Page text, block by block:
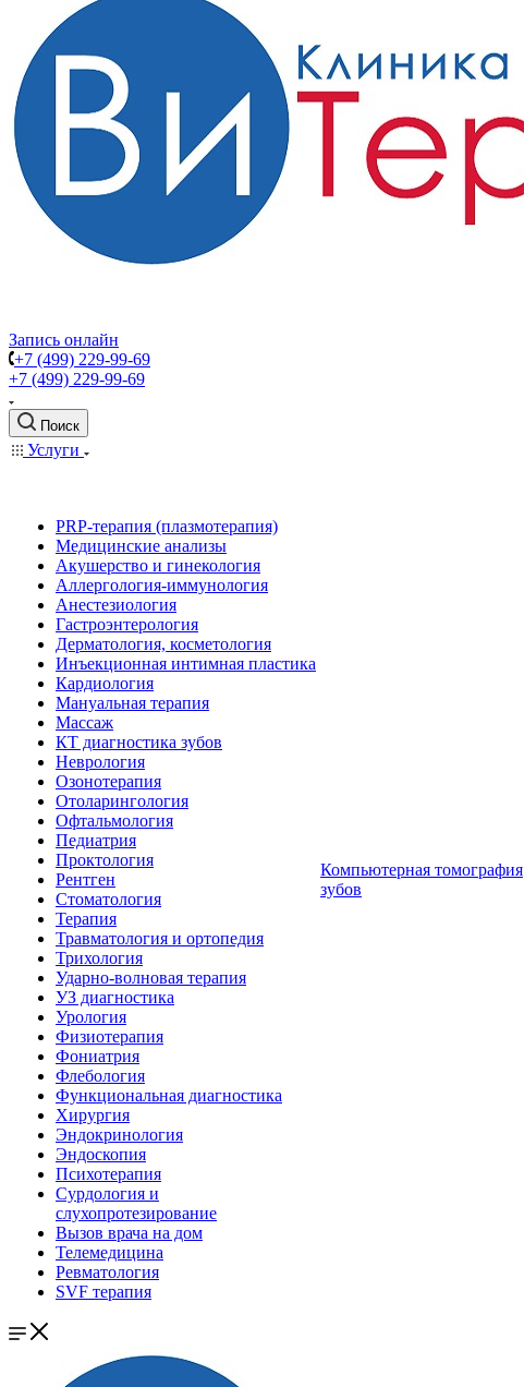
Запись онлайн
+7 (499) 229-99-69
+7 (499) 229-99-69
Поиск
Услуги
PRP-терапия (плазмотерапия)
Медицинские анализы
Акушерство и гинекология
Аллергология-иммунология
Анестезиология
Гастроэнтерология
Дерматология, косметология
Инъекционная интимная пластика
Кардиология
Мануальная терапия
Массаж
КТ диагностика зубов
Неврология
Озонотерапия
Отоларингология
Офтальмология
Педиатрия
Проктология
Рентген
Стоматология
Терапия
Травматология и ортопедия
Трихология
Ударно-волновая терапия
УЗ диагностика
Урология
Физиотерапия
Фониатрия
Флебология
Функциональная диагностика
Хирургия
Эндокринология
Эндоскопия
Психотерапия
Сурдология и
слухопротезирование
Вызов врача на дом
Телемедицина
Ревматология
SVF терапия
Компьютерная томография
зубов